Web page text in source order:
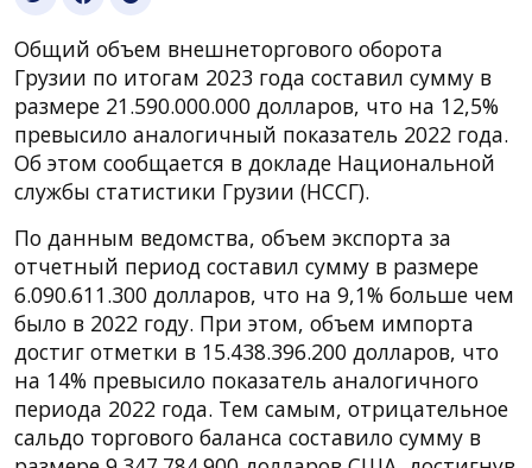
Общий объем внешнеторгового оборота
Грузии по итогам 2023 года составил сумму в
размере 21.590.000.000 долларов, что на 12,5%
превысило аналогичный показатель 2022 года.
Об этом сообщается в докладе Национальной
службы статистики Грузии (НССГ).
По данным ведомства, объем экспорта за
отчетный период составил сумму в размере
6.090.611.300 долларов, что на 9,1% больше чем
было в 2022 году. При этом, объем импорта
достиг отметки в 15.438.396.200 долларов, что
на 14% превысило показатель аналогичного
периода 2022 года. Тем самым, отрицательное
сальдо торгового баланса составило сумму в